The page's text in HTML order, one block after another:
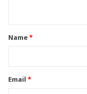
Name*
Email *